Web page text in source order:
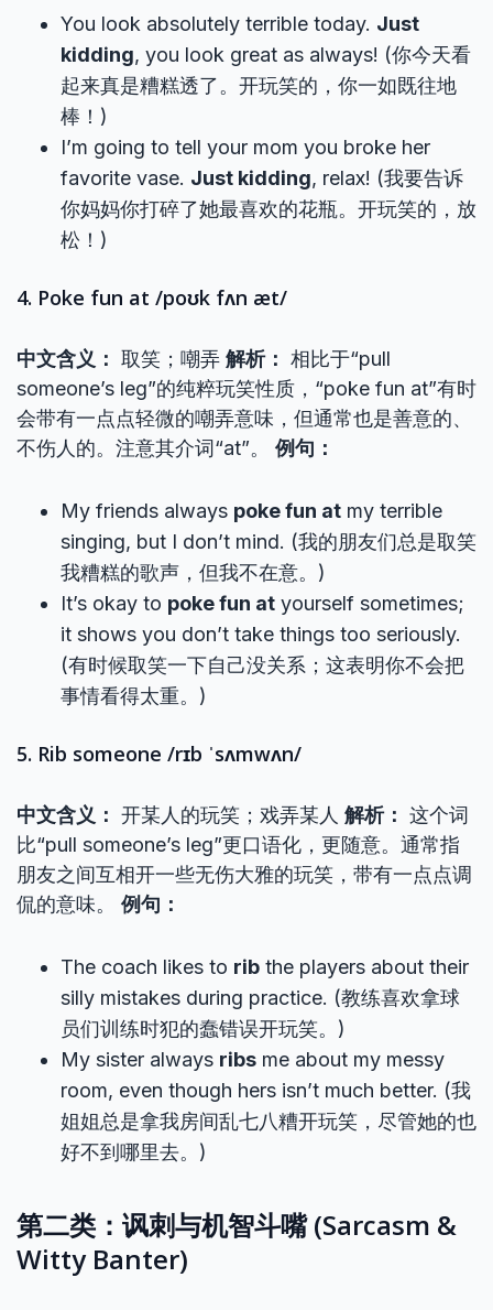
You look absolutely terrible today. Just
kidding, you look great as always! (你今天看
起来真是糟糕透了。开玩笑的，你一如既往地
棒！)
I’m going to tell your mom you broke her
favorite vase. Just kidding, relax! (我要告诉
你妈妈你打碎了她最喜欢的花瓶。开玩笑的，放
松！)
4. Poke fun at /poʊk fʌn æt/
中文含义： 取笑；嘲弄 解析： 相比于“pull
someone’s leg”的纯粹玩笑性质，“poke fun at”有时
会带有一点点轻微的嘲弄意味，但通常也是善意的、
不伤人的。注意其介词“at”。 例句：
My friends always poke fun at my terrible
singing, but I don’t mind. (我的朋友们总是取笑
我糟糕的歌声，但我不在意。)
It’s okay to poke fun at yourself sometimes;
it shows you don’t take things too seriously.
(有时候取笑一下自己没关系；这表明你不会把
事情看得太重。)
5. Rib someone /rɪb ˈsʌmwʌn/
中文含义： 开某人的玩笑；戏弄某人 解析： 这个词
比“pull someone’s leg”更口语化，更随意。通常指
朋友之间互相开一些无伤大雅的玩笑，带有一点点调
侃的意味。 例句：
The coach likes to rib the players about their
silly mistakes during practice. (教练喜欢拿球
员们训练时犯的蠢错误开玩笑。)
My sister always ribs me about my messy
room, even though hers isn’t much better. (我
姐姐总是拿我房间乱七八糟开玩笑，尽管她的也
好不到哪里去。)
第二类：讽刺与机智斗嘴 (Sarcasm &
Witty Banter)